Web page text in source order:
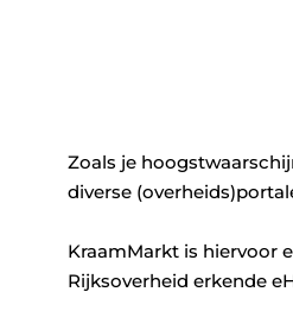
Zoals je
diverse
KraamMarkt is hiervoor
Rijksoverheid erkende